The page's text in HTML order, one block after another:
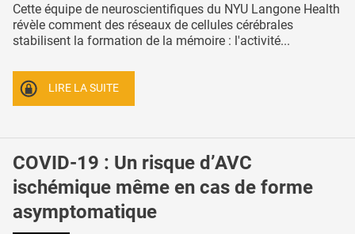
Cette équipe de neuroscientifiques du NYU Langone Health
révèle comment des réseaux de cellules cérébrales
stabilisent la formation de la mémoire : l'activité...
LIRE LA SUITE
COVID-19 : Un risque d’AVC
ischémique même en cas de forme
asymptomatique